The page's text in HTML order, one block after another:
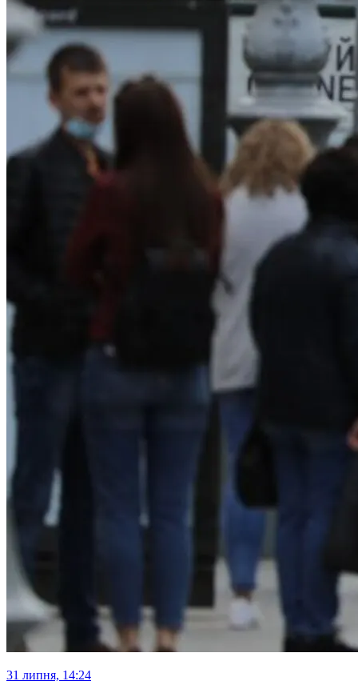
31 липня, 14:24